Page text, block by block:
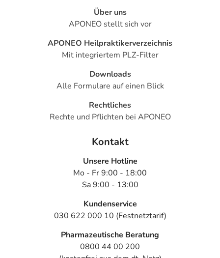
Über uns
APONEO stellt sich vor
APONEO Heilpraktikerverzeichnis
Mit integriertem PLZ-Filter
Downloads
Alle Formulare auf einen Blick
Rechtliches
Rechte und Pflichten bei APONEO
Kontakt
Unsere Hotline
Mo - Fr 9:00 - 18:00
Sa 9:00 - 13:00
Kundenservice
030 622 000 10 (Festnetztarif)
Pharmazeutische Beratung
0800 44 00 200